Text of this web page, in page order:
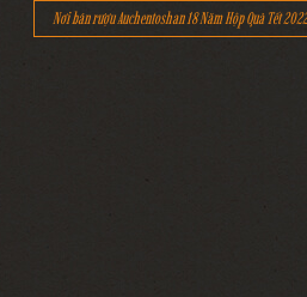
Nơi bán rượu Auchentoshan 18 Năm Hộp Quà Tết